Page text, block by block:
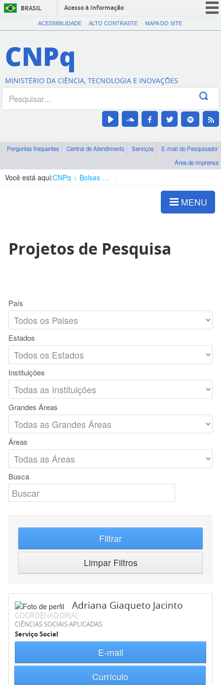
BRASIL
Acesso à informação
CORONAVÍRUS (COVID-19)
Canais
ACESSIBILIDADE ALTO CONTRASTE MAPA DO SITE
CNPq
MINISTÉRIO DA CIÊNCIA, TECNOLOGIA E INOVAÇÕES
Perguntas frequentes Central de Atendimento Serviços
E-mail do Pesquisador
Área de imprensa
Você está aqui:CNPq Bolsas e Auxílios Vigentes
MENU
Projetos de Pesquisa
País
Estados
Instituições
Grandes Áreas
Áreas
Busca
Filtrar
Limpar Filtros
Adriana Giaqueto Jacinto
COORDENADOR(A)
CIÊNCIAS SOCIAIS APLICADAS
Serviço Social
E-mail
Currículo